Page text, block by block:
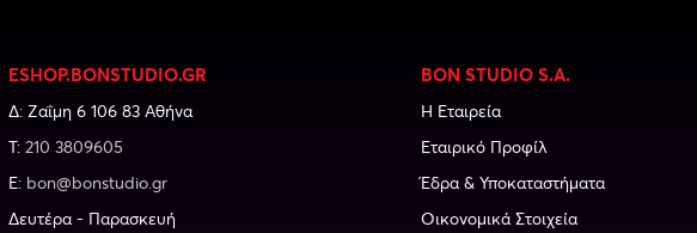
ESHOP.BONSTUDIO.GR
Δ: Ζαΐμη 6 106 83 Αθήνα
Τ: 210 3809605
E: bon@bonstudio.gr
Δευτέρα - Παρασκευή
BON STUDIO S.A.
Η Εταιρεία
Εταιρικό Προφίλ
Έδρα & Υποκαταστήματα
Οικονομικά Στοιχεία